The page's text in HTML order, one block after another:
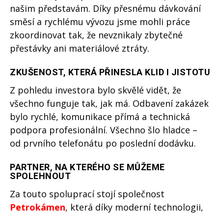
našim představám. Díky přesnému dávkování
směsí a rychlému vývozu jsme mohli práce
zkoordinovat tak, že nevznikaly zbytečné
přestávky ani materiálové ztráty.
ZKUŠENOST, KTERÁ PŘINESLA KLID I JISTOTU
Z pohledu investora bylo skvělé vidět, že
všechno funguje tak, jak má. Odbavení zakázek
bylo rychlé, komunikace přímá a technická
podpora profesionální. Všechno šlo hladce –
od prvního telefonátu po poslední dodávku.
PARTNER, NA KTERÉHO SE MŮŽEME
SPOLEHNOUT
Za touto spoluprací stojí společnost
Petrokámen, která díky moderní technologii,